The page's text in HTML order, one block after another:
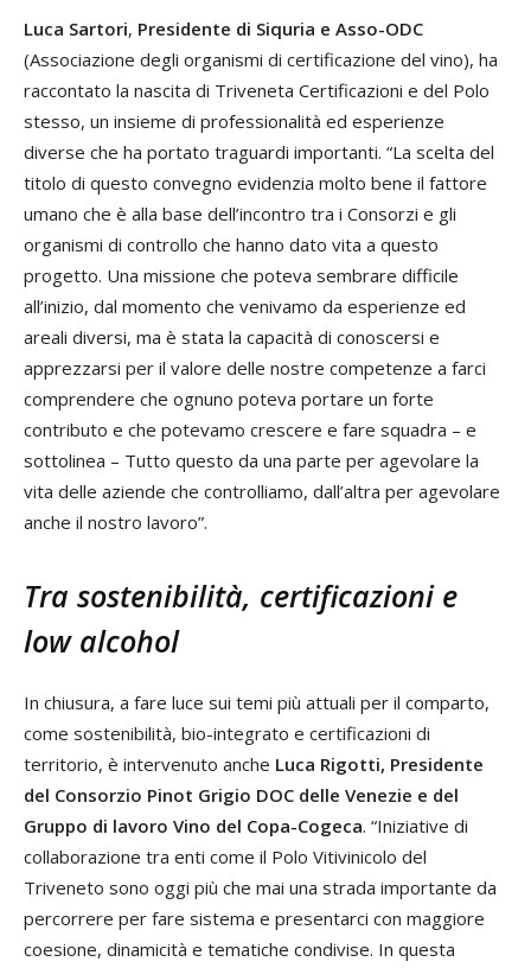
Luca Sartori, Presidente di Siquria e Asso-ODC
(Associazione degli organismi di certificazione del vino), ha
raccontato la nascita di Triveneta Certificazioni e del Polo
stesso, un insieme di professionalità ed esperienze
diverse che ha portato traguardi importanti. “La scelta del
titolo di questo convegno evidenzia molto bene il fattore
umano che è alla base dell’incontro tra i Consorzi e gli
organismi di controllo che hanno dato vita a questo
progetto. Una missione che poteva sembrare difficile
all’inizio, dal momento che venivamo da esperienze ed
areali diversi, ma è stata la capacità di conoscersi e
apprezzarsi per il valore delle nostre competenze a farci
comprendere che ognuno poteva portare un forte
contributo e che potevamo crescere e fare squadra – e
sottolinea – Tutto questo da una parte per agevolare la
vita delle aziende che controlliamo, dall’altra per agevolare
anche il nostro lavoro”.
Tra sostenibilità, certificazioni e
low alcohol
In chiusura, a fare luce sui temi più attuali per il comparto,
come sostenibilità, bio-integrato e certificazioni di
territorio, è intervenuto anche Luca Rigotti, Presidente
del Consorzio Pinot Grigio DOC delle Venezie e del
Gruppo di lavoro Vino del Copa-Cogeca. “Iniziative di
collaborazione tra enti come il Polo Vitivinicolo del
Triveneto sono oggi più che mai una strada importante da
percorrere per fare sistema e presentarci con maggiore
coesione, dinamicità e tematiche condivise. In questa